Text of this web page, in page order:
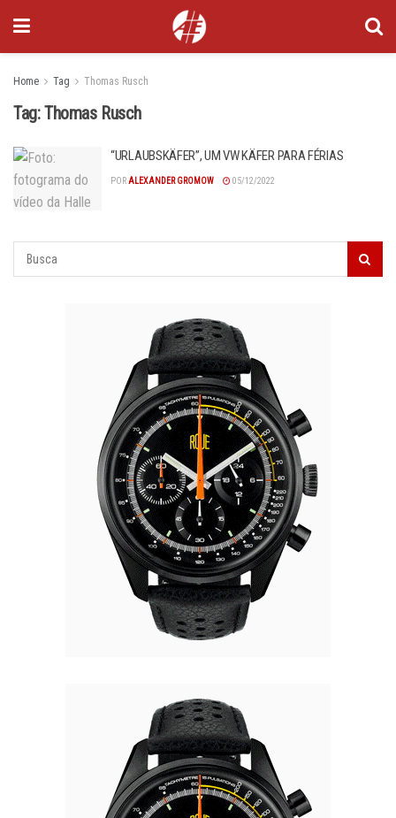
Home Tag Thomas Rusch
Tag:Thomas Rusch
“URLAUBSKÄFER”, UM VW KÄFER PARA FÉRIAS
POR ALEXANDER GROMOW 05/12/2022